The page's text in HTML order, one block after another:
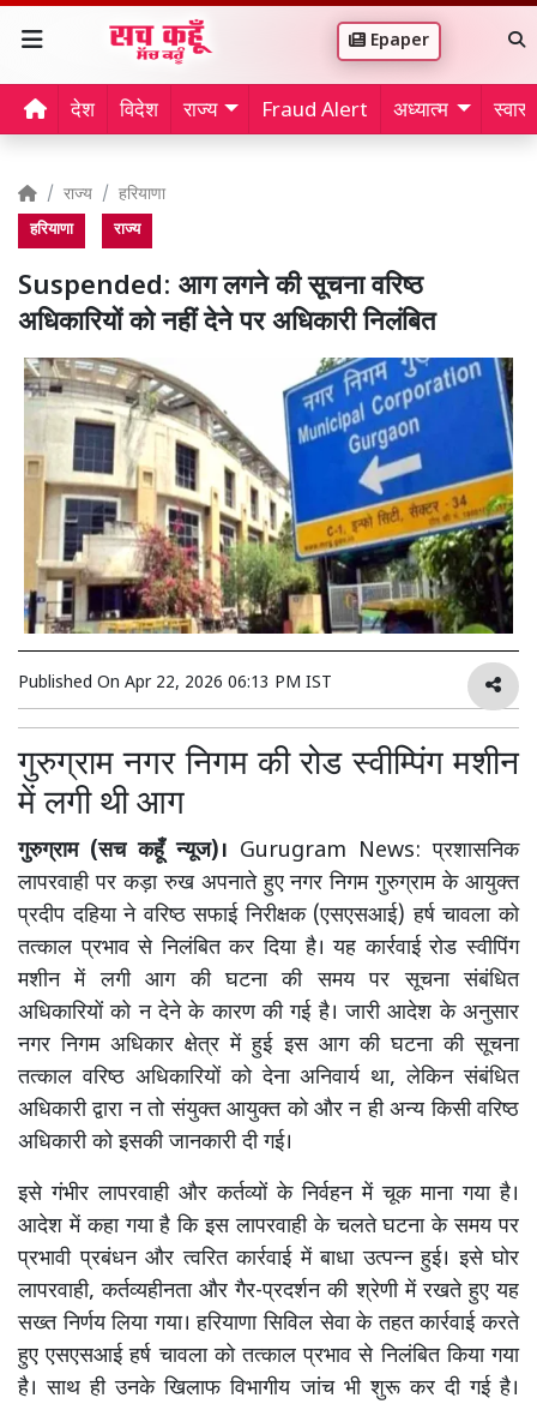
Epaper
देश विदेश राज्य Fraud Alert अध्यात्म
राज्य हरियाणा
हरियाणा राज्य
Suspended: आग लगने की सूचना वरिष्ठ
अधिकारियों को नहीं देने पर अधिकारी निलंबित
Published On Apr 22, 2026 06:13 PM IST
गुरुग्राम नगर निगम की रोड स्वीम्पिंग मशीन
में लगी थी आग
गुरुग्राम (सच कहूँ न्यूज)। Gurugram News: प्रशासनिक
लापरवाही पर कड़ा रुख अपनाते हुए नगर निगम गुरुग्राम के आयुक्त
प्रदीप दहिया ने वरिष्ठ सफाई निरीक्षक (एसएसआई) हर्ष चावला को
तत्काल प्रभाव से निलंबित कर दिया है। यह कार्रवाई रोड स्वीपिंग
मशीन में लगी आग की घटना की समय पर सूचना संबंधित
अधिकारियों को न देने के कारण की गई है। जारी आदेश के अनुसार
नगर निगम अधिकार क्षेत्र में हुई इस आग की घटना की सूचना
तत्काल वरिष्ठ अधिकारियों को देना अनिवार्य था, लेकिन संबंधित
अधिकारी द्वारा न तो संयुक्त आयुक्त को और न ही अन्य किसी वरिष्ठ
अधिकारी को इसकी जानकारी दी गई।
इसे गंभीर लापरवाही और कर्तव्यों के निर्वहन में चूक माना गया है।
आदेश में कहा गया है कि इस लापरवाही के चलते घटना के समय पर
प्रभावी प्रबंधन और त्वरित कार्रवाई में बाधा उत्पन्न हुई। इसे घोर
लापरवाही, कर्तव्यहीनता और गैर-प्रदर्शन की श्रेणी में रखते हुए यह
सख्त निर्णय लिया गया। हरियाणा सिविल सेवा के तहत कार्रवाई करते
हुए एसएसआई हर्ष चावला को तत्काल प्रभाव से निलंबित किया गया
है। साथ ही उनके खिलाफ विभागीय जांच भी शुरू कर दी गई है।